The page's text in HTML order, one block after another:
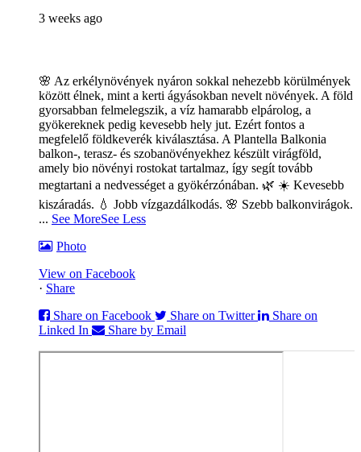
3 weeks ago
🌸 Az erkélynövények nyáron sokkal nehezebb körülmények
között élnek, mint a kerti ágyásokban nevelt növények. A föld
gyorsabban felmelegszik, a víz hamarabb elpárolog, a
gyökereknek pedig kevesebb hely jut. Ezért fontos a
megfelelő földkeverék kiválasztása. A Plantella Balkonia
balkon-, terasz- és szobanövényekhez készült virágföld,
amely bio növényi rostokat tartalmaz, így segít tovább
megtartani a nedvességet a gyökérzónában. 🌿 ☀️ Kevesebb
kiszáradás. 💧 Jobb vízgazdálkodás. 🌸 Szebb balkonvirágok.
... See MoreSee Less
Photo
View on Facebook
· Share
Share on Facebook
Share on Twitter
Share on
Linked In
Share by Email